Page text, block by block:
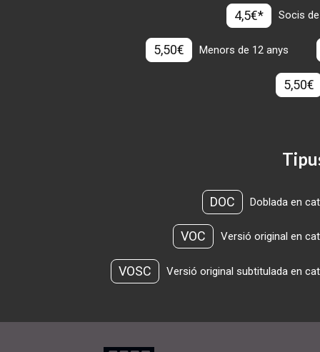
4,5€* Socis
5,50€ Menors de 12 anys
5,50€
DOC Doblada en
VOC Versió original en
VOSC Versió original subtitulada en